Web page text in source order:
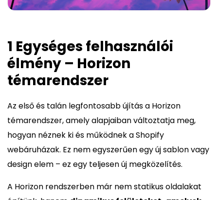
1 Egységes felhasználói
élmény – Horizon
témarendszer
Az első és talán legfontosabb újítás a Horizon
témarendszer, amely alapjaiban változtatja meg,
hogyan néznek ki és működnek a Shopify
webáruházak. Ez nem egyszerűen egy új sablon vagy
design elem – ez egy teljesen új megközelítés.
A Horizon rendszerben már nem statikus oldalakat